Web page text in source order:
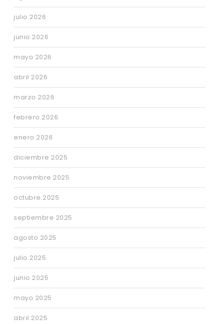
julio 2026
junio 2026
mayo 2026
abril 2026
marzo 2026
febrero 2026
enero 2026
diciembre 2025
noviembre 2025
octubre 2025
septiembre 2025
agosto 2025
julio 2025
junio 2025
mayo 2025
abril 2025